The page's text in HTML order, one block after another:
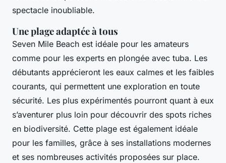
spectacle inoubliable.
Une plage adaptée à tous
Seven Mile Beach est idéale pour les amateurs
comme pour les experts en plongée avec tuba. Les
débutants apprécieront les eaux calmes et les faibles
courants, qui permettent une exploration en toute
sécurité. Les plus expérimentés pourront quant à eux
s’aventurer plus loin pour découvrir des spots riches
en biodiversité. Cette plage est également idéale
pour les familles, grâce à ses installations modernes
et ses nombreuses activités proposées sur place.